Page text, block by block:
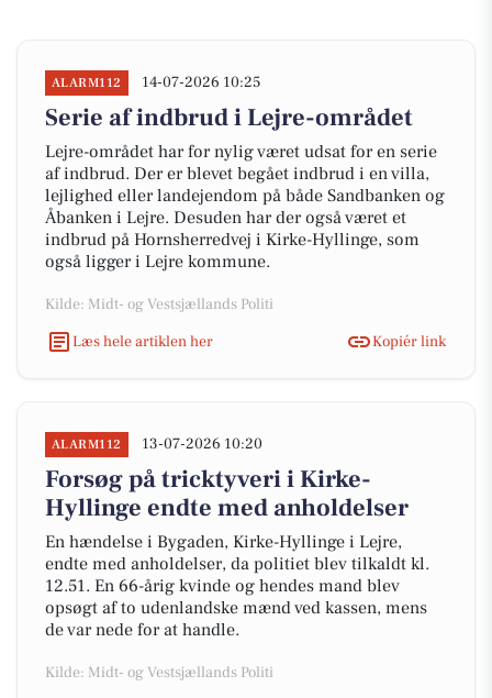
ALARM112 14-07-2026 10:25
Serie af indbrud i Lejre-området
Lejre-området har for nylig været udsat for en serie
af indbrud. Der er blevet begået indbrud i en villa,
lejlighed eller landejendom på både Sandbanken og
Åbanken i Lejre. Desuden har der også været et
indbrud på Hornsherredvej i Kirke-Hyllinge, som
også ligger i Lejre kommune.
Kilde: Midt- og Vestsjællands Politi
Læs hele artiklen her
Kopiér link
ALARM112 13-07-2026 10:20
Forsøg på tricktyveri i Kirke-
Hyllinge endte med anholdelser
En hændelse i Bygaden, Kirke-Hyllinge i Lejre,
endte med anholdelser, da politiet blev tilkaldt kl.
12.51. En 66-årig kvinde og hendes mand blev
opsøgt af to udenlandske mænd ved kassen, mens
de var nede for at handle.
Kilde: Midt- og Vestsjællands Politi